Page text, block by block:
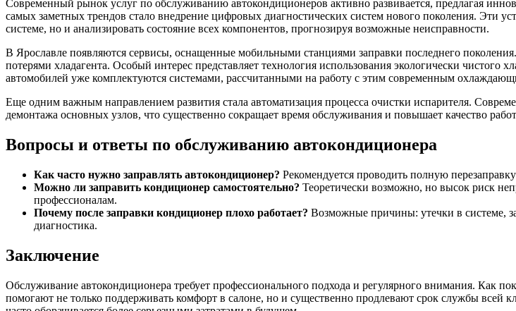
Современный рынок услуг по обслуживанию автокондиционеров активно развивается, предлагая
самых заметных трендов стало внедрение цифровых диагностических систем нового поколения. Эти
системе, но и анализировать состояние всех компонентов, прогнозируя возможные неисправности.
В Ярославле появляются сервисы, оснащенные мобильными станциями заправки последнего
потерями хладагента. Особый интерес представляет технология использования экологически
автомобилей уже комплектуются системами, рассчитанными на работу с этим современным
Еще одним важным направлением развития стала автоматизация процесса очистки испарителя.
демонтажа основных узлов, что существенно сокращает время обслуживания и повышает качество
Вопросы и ответы по обслуживанию автокондиционера
Как часто нужно заправлять автокондиционер? Рекомендуется проводить полную
Можно ли заправить кондиционер самостоятельно? Теоретически возможно, но высок риск
профессионалам.
Почему после заправки кондиционер плохо работает? Возможные причины: утечки в системе,
диагностика.
Заключение
Обслуживание автокондиционера требует профессионального подхода и регулярного внимания. Как
помогают не только поддерживать комфорт в салоне, но и существенно продлевают срок службы всей